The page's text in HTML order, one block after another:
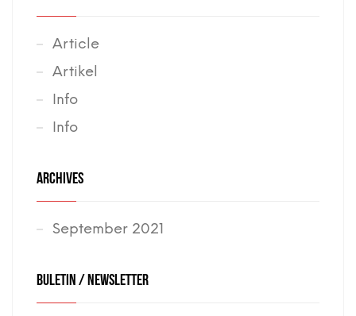
Article
Artikel
Info
Info
ARCHIVES
September 2021
BULETIN / NEWSLETTER